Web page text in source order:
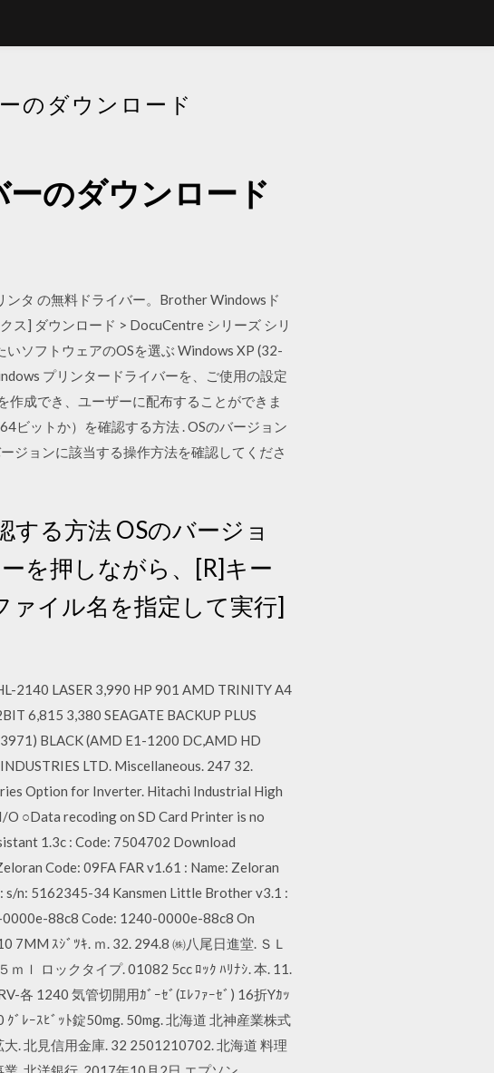
のダウンロード
のダウンロード
タ の無料ドライバー。Brother Windowsド
ス] ダウンロード > DocuCentre シリーズ シリ
ソフトウェアのOSを選ぶ Windows XP (32-
プリンタードライバーを、ご使用の設定
成でき、ユーザーに配布することができま
ビットか）を確認する方法 . OSのバージョン
ジョンに該当する操作方法を確認してくださ
る方法 OSのバージョ
を押しながら、[R]キー
ァイル名を指定して実行]
2140 LASER 3,990 HP 901 AMD TRINITY A4
6,815 3,380 SEAGATE BACKUP PLUS
BLACK (AMD E1-1200 DC,AMD HD
LTD. Miscellaneous. 247 32.
Option for Inverter. Hitachi Industrial High
○Data recoding on SD Card Printer is no
1.3c : Code: 7504702 Download
Code: 09FA FAR v1.61 : Name: Zeloran
s/n: 5162345-34 Kansmen Little Brother v3.1 :
88c8 Code: 1240-0000e-88c8 On
ｽｼﾞﾂｷ. ｍ. 32. 294.8 ㈱八尾日進堂. ＳＬ
ｌ ロックタイプ. 01082 5cc ﾛｯｸ ﾊﾘﾅｼ. 本. 11.
各 1240 気管切開用ｶﾞｰｾﾞ(ｴﾚﾌｧｰｾﾞ) 16折Yｶｯ
ﾞﾚｰｽﾋﾞｯﾄ錠50mg. 50mg. 北海道 北神産業株式
. 北見信用金庫. 32 2501210702. 北海道 料理